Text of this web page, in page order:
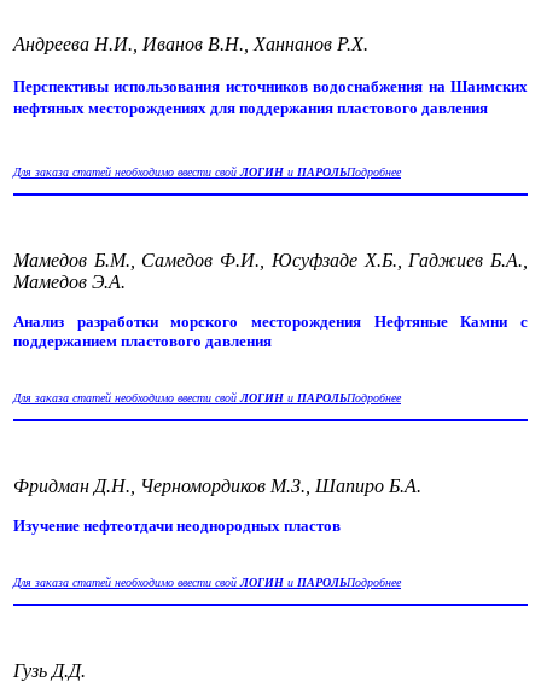
Андреева Н.И., Иванов В.Н., Ханнанов Р.Х.
Перспективы использования источников водоснабжения на Шаимских
нефтяных месторождениях для поддержания пластового давления
Для заказа статей необходимо ввести свойЛОГИН и ПАРОЛЬПодробнее
Мамедов Б.М., Самедов Ф.И., Юсуфзаде Х.Б., Гаджиев Б.А.,
Мамедов Э.А.
Анализ разработки морского месторождения Нефтяные Камни с
поддержанием пластового давления
Для заказа статей необходимо ввести свойЛОГИН и ПАРОЛЬПодробнее
Фридман Д.Н., Черномордиков М.З., Шапиро Б.А.
Изучение нефтеотдачи неоднородных пластов
Для заказа статей необходимо ввести свойЛОГИН и ПАРОЛЬПодробнее
Гузь Д.Д.